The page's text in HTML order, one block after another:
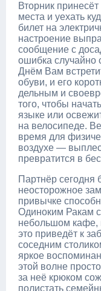
Вторник
места и уехать
билет на
настроение
сообщение с
ошибка случайно
Днём Вам
обуви, и его
дельным и
того, чтобы
языке или
на велосипеде.
время для
воздухе —
превратится в
Партнёр сегодня
неосторожное
привычке
Одиноким Ракам
небольшом кафе,
это приведёт к
соседним
яркое
этой волне
за неё крюком
полистать